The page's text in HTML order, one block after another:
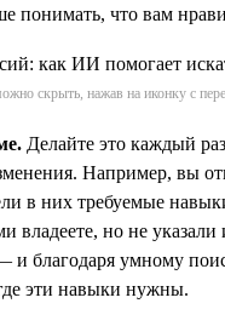
понимать, что вам
скрыть, нажав на иконку с
Делайте это каждый
Например, вы
в них требуемые
владеете, но не указали
и благодаря умному
эти навыки нужны.